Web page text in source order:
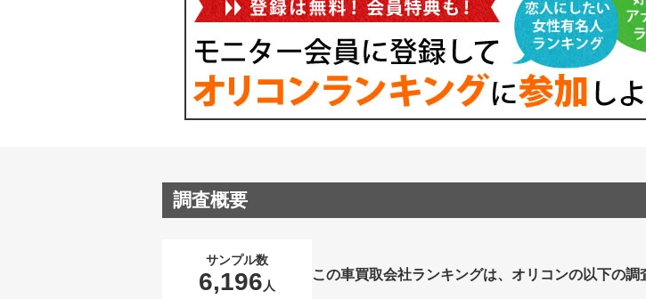
調査概要
サンプル数
6,196 人
この車買取会社ランキングは、オリコンの以下の調